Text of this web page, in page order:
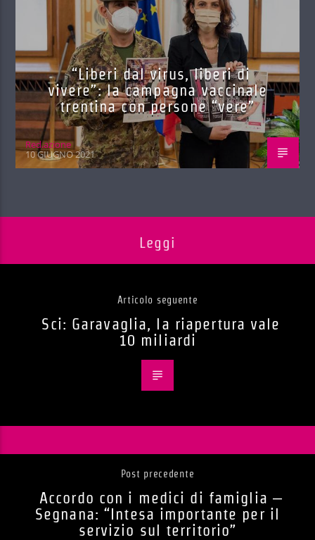
“Liberi dal virus, liberi di
vivere”: la campagna vaccinale
trentina con persone “vere”
Red.azione
10 GIUGNO 2021
Leggi
Articolo seguente
Sci: Garavaglia, la riapertura vale
10 miliardi
Post precedente
Accordo con i medici di famiglia –
Segnana: “Intesa importante per il
servizio sul territorio”